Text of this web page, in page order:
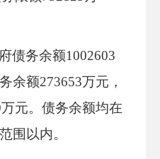
债务余额1002603
余额273653万元，
元。债务余额均在
围以内。